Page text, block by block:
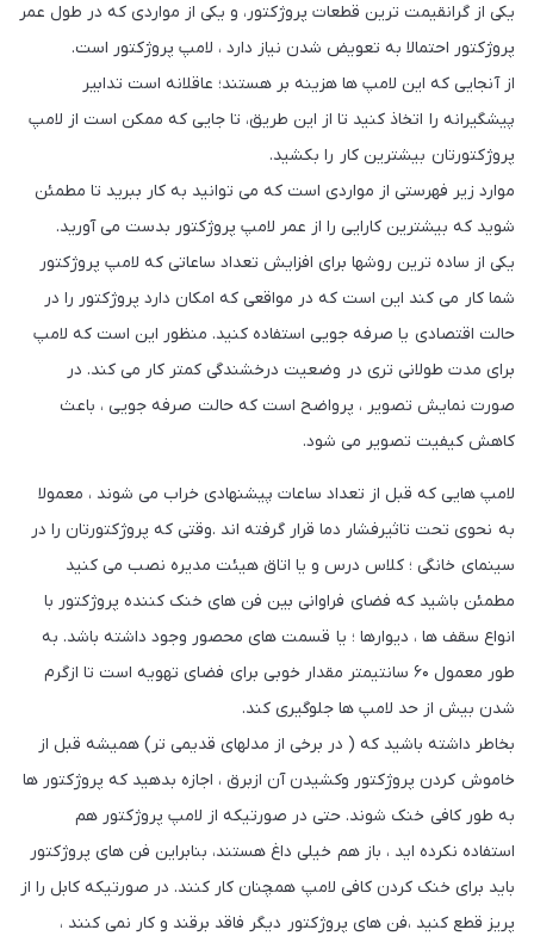
یکی از گرانقیمت ترین قطعات پروژکتور، و یکی از مواردی که در طول عمر
پروژکتور احتمالا به تعویض شدن نیاز دارد ، لامپ پروژکتور است.
از آنجایی که این لامپ ها هزینه بر هستند؛ عاقلانه است تدابیر
پیشگیرانه را اتخاذ کنید تا از این طریق، تا جایی که ممکن است از لامپ
پروژکتورتان بیشترین کار را بکشید.
موارد زیر فهرستی از مواردی است که می توانید به کار ببرید تا مطمئن
شوید که بیشترین کارایی را از عمر لامپ پروژکتور بدست می آورید.
یکی از ساده ترین روشها برای افزایش تعداد ساعاتی که لامپ پروژکتور
شما کار می کند این است که در مواقعی که امکان دارد پروژکتور را در
حالت اقتصادی یا صرفه جویی استفاده کنید. منظور این است که لامپ
برای مدت طولانی تری در وضعیت درخشندگی کمتر کار می کند. در
صورت نمایش تصویر ، پرواضح است که حالت صرفه جویی ، باعث
کاهش کیفیت تصویر می شود.
لامپ هایی که قبل از تعداد ساعات پیشنهادی خراب می شوند ، معمولا
به نحوی تحت تاثیرفشار دما قرار گرفته اند .وقتی که پروژکتورتان را در
سینمای خانگی ؛ کلاس درس و یا اتاق هیئت مدیره نصب می کنید
مطمئن باشید که فضای فراوانی بین فن های خنک کننده پروژکتور با
انواع سقف ها ، دیوارها ؛ یا قسمت های محصور وجود داشته باشد. به
طور معمول ۶۰ سانتیمتر مقدار خوبی برای فضای تهویه است تا ازگرم
شدن بیش از حد لامپ ها جلوگیری کند.
بخاطر داشته باشید که ( در برخی از مدلهای قدیمی تر) همیشه قبل از
خاموش کردن پروژکتور وکشیدن آن ازبرق ، اجازه بدهید که پروژکتور ها
به طور کافی خنک شوند. حتی در صورتیکه از لامپ پروژکتور هم
استفاده نکرده اید ، باز هم خیلی داغ هستند، بنابراین فن های پروژکتور
باید برای خنک کردن کافی لامپ همچنان کار کنند. در صورتیکه کابل را از
پریز قطع کنید ،فن های پروژکتور دیگر فاقد برقند و کار نمی کنند ،